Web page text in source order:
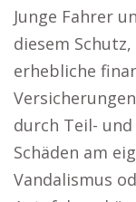
Junge Fahrer
diesem
erhebliche
durch Teil-
Schäden am
Vandalismus